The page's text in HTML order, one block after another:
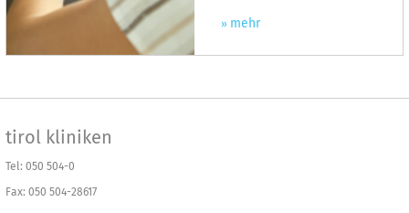
mehr
tirol kliniken
Tel: 050 504-0
Fax: 050 504-28617